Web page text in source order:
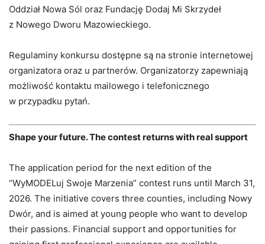
Oddział Nowa Sól oraz Fundację Dodaj Mi Skrzydeł
z Nowego Dworu Mazowieckiego.
Regulaminy konkursu dostępne są na stronie internetowej
organizatora oraz u partnerów. Organizatorzy zapewniają
możliwość kontaktu mailowego i telefonicznego
w przypadku pytań.
Shape your future. The contest returns with real support
The application period for the next edition of the
“WyMODELuj Swoje Marzenia” contest runs until March 31,
2026. The initiative covers three counties, including Nowy
Dwór, and is aimed at young people who want to develop
their passions. Financial support and opportunities for